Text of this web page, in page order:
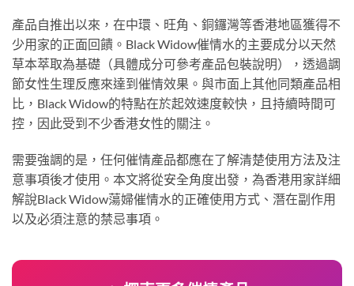
產品自推出以來，在中環、旺角、銅鑼灣等香港地區獲得不
少用家的正面回饋。Black Widow催情水的主要成分以天然
草本萃取為基礎（具體成分可參考產品包裝說明），透過調
節女性生理反應來達到催情效果。與市面上其他同類產品相
比，Black Widow的特點在於起效速度較快，且持續時間可
控，因此受到不少香港女性的關注。
需要強調的是，任何催情產品都應在了解清楚使用方法及注
意事項後才使用。本文將從安全角度出發，為香港用家詳細
解說Black Widow蕩婦催情水的正確使用方式、潛在副作用
以及必須注意的禁忌事項。